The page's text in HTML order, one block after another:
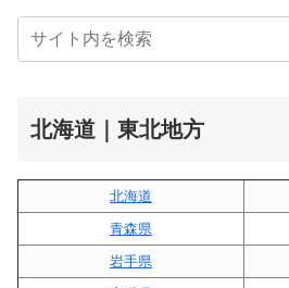
北海道｜東北地方
北海道
青森県
岩手県